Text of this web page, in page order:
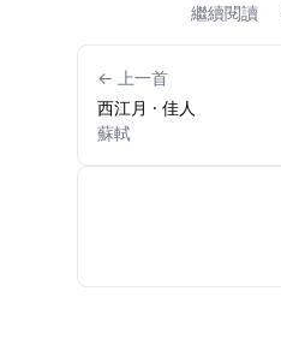
繼續閱讀
← 上一首
西江月 · 佳人
蘇軾